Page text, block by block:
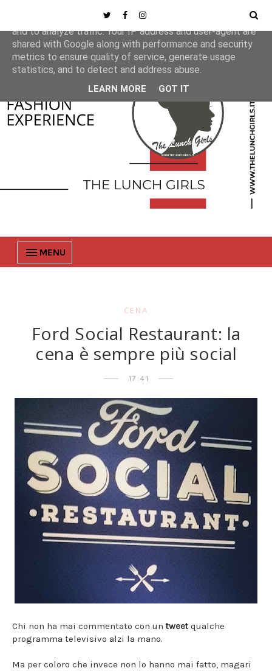
MENU
CENA
Ford Social Restaurant: la
cena è sempre più social
17:41
Chi non ha mai commentato con un tweet qualche
programma televisivo alzi la mano.
Ma per coloro che invece non lo hanno mai fatto, magari
This site uses cookies from Google to deliver its services
and to analyze traffic. Your IP address and user-agent are
shared with Google along with performance and security
metrics to ensure quality of service, generate usage
statistics, and to detect and address abuse.
LEARN MORE GOT IT